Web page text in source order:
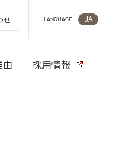
せ LANGUAGE JA
由 採用情報